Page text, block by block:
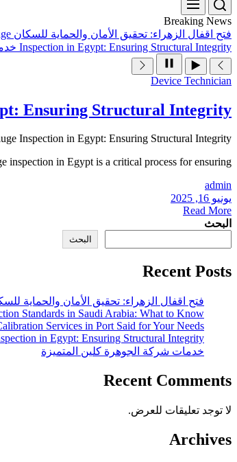
Breaking News
فتح اقفال الزهراء: تحقيق الأمان والحماية للسكان
Inspection in Egypt: Ensuring Structural Integrity
Device Technician
Ensuring Structural Integrity
Inspection in Egypt: Ensuring Structural Integrity
inspection in Egypt is a critical process for ensuring…
admin
يونيو 16, 2025
Read More
البحث
البحث
Recent Posts
فتح اقفال الزهراء: تحقيق الأمان والحماية
Standards in Saudi Arabia: What to Know
Services in Port Said for Your Needs
in Egypt: Ensuring Structural Integrity
خدمات شركة الجوهرة كلين المتميزة
Recent Comments
لا توجد تعليقات للعرض.
Archives